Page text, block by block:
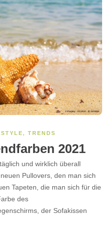
, TRENDS
2021
und wirklich überall
Pullovers, den man sich
Tapeten, die man sich für die
des
der Sofakissen